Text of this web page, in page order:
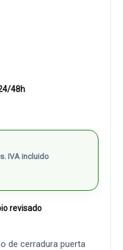
48h
IVA incluido
revisado
de cerradura puerta